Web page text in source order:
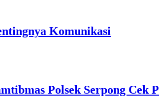
Komunikasi
Polsek Serpong Cek